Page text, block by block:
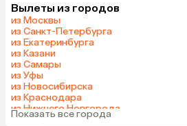
Вылеты из городов
из Москвы
из Санкт-Петербурга
из Екатеринбурга
из Казани
из Самары
из Уфы
из Новосибирска
из Краснодара
из Нижнего Новгорода
из Перми
Показать все города